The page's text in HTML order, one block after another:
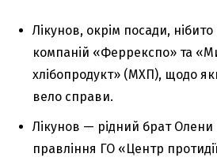
Лікунов, окрім посади, нібито
компаній «Феррекспо» та
хлібопродукт» (МХП), щодо
вело справи.
Лікунов — рідний брат
правління ГО «Центр